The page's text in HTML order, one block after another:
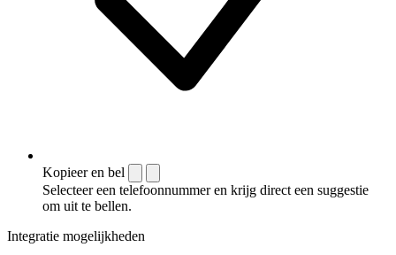
Kopieer en bel
Selecteer een telefoonnummer en krijg direct een suggestie
om uit te bellen.
Integratie mogelijkheden